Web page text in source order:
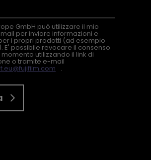
GmbH può utilizzare il mio
per inviare informazioni e
i propri prodotti (ad esempio
E' possibile revocare il consenso
utilizzando il link di
o tramite e-mail
.